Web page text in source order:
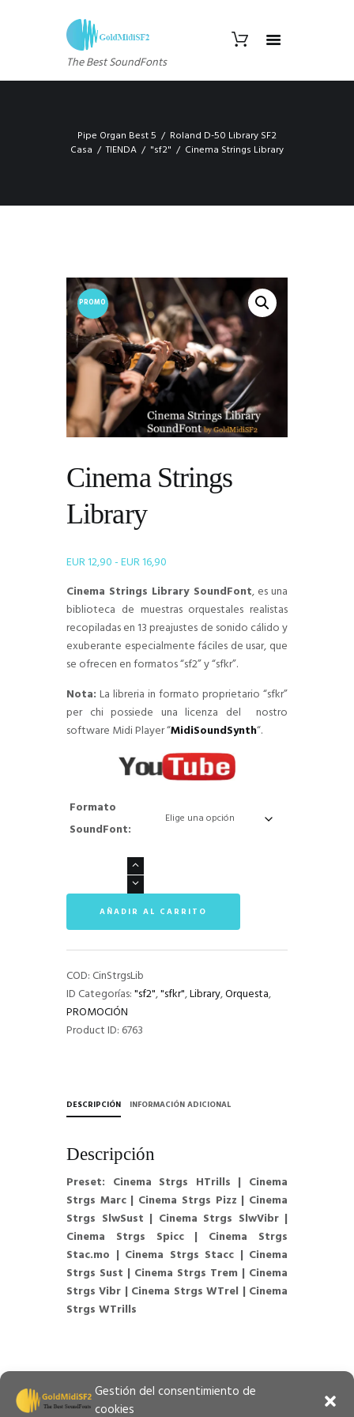
Gestión del consentimiento de
cookies
The Best SoundFonts
Pipe Organ Best 5
Roland D-50 Library SF2
Casa
TIENDA "sf2" Cinema Strings Library
PROMO
!
Cinema Strings
Library
EUR12,90-EUR16,90
precios:
desde
EUR 12,90
hasta
EUR 16,90
Cinema Strings Library SoundFont, es una
biblioteca de muestras orquestales realistas
recopiladas en 13 preajustes de sonido cálido y
exuberante especialmente fáciles de usar, que
se ofrecen en formatos “sf2” y “sfkr”.
Nota: La libreria in formato proprietario “sfkr”
per chi possiede una licenza del nostro
software Midi Player “MidiSoundSynth“.
Formato
SoundFont:
Library
cantidadAÑADIR AL CARRITO
COD: CinStrgsLib
ID Categorías:"sf2","sfkr",Library,Orquesta,
PROMOCIÓN
Product ID: 6763
DESCRIPCIÓN INFORMACIÓN ADICIONAL
Descripción
Preset: Cinema Strgs HTrills | Cinema
Strgs Marc | Cinema Strgs Pizz | Cinema
Strgs SlwSust | Cinema Strgs SlwVibr |
Cinema Strgs Spicc | Cinema Strgs
Stac.mo | Cinema Strgs Stacc | Cinema
Strgs Sust | Cinema Strgs Trem | Cinema
Strgs Vibr | Cinema Strgs WTrel | Cinema
Strgs WTrills